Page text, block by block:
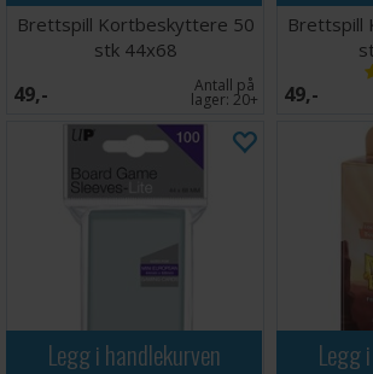
Brettspill Kortbeskyttere 50
stk 44x68
49,- Antall på
lager: 20+
Brettspill
49,-
Legg i handlekurven Legg